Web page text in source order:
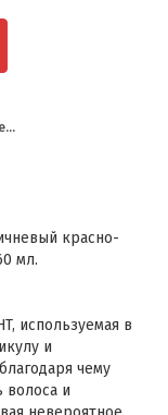
красно-
мл.
используемая в
и
чему
волоса и